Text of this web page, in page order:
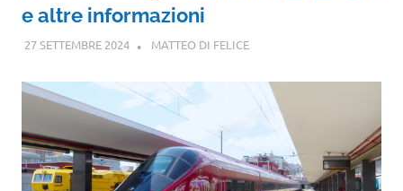
e altre informazioni
27 SETTEMBRE 2024 MATTEO DI FELICE